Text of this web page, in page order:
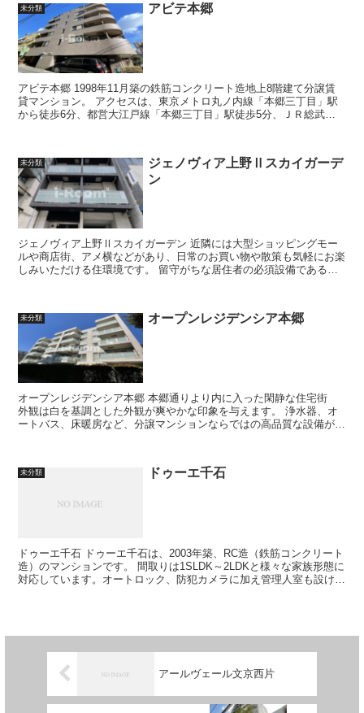
未分類 アビテ本郷
アビテ本郷 1998年11月築の鉄筋コンクリート造地上8階建て分譲賃
貸マンション。 アクセスは、東京メトロ丸ノ内線「本郷三丁目」駅
から徒歩6分、都営大江戸線「本郷三丁目」駅徒歩5分、ＪＲ総武・
未分類
ジェノヴィア上野Ⅱスカイガーデ
ン
ジェノヴィア上野Ⅱスカイガーデン 近隣には大型ショッピングモー
ルや商店街、アメ横などがあり、日常のお買い物や散策も気軽にお楽
しみいただける住環境です。 留守がちな居住者の必須設備である宅
未分類 オープンレジデンシア本郷
オープンレジデンシア本郷 本郷通りより内に入った閑静な住宅街
外観は白を基調とした外観が爽やかな印象を与えます。 浄水器、オ
ートバス、床暖房など、分譲マンションならではの高品質な設備が心
未分類 ドゥーエ千石
ドゥーエ千石 ドゥーエ千石は、2003年築、RC造（鉄筋コンクリート
造）のマンションです。 間取りは1SLDK～2LDKと様々な家族形態に
対応しています。オートロック、防犯カメラに加え管理人室も設けら
アールヴェール文京西片